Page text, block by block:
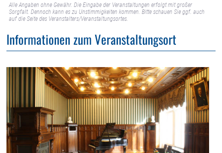
Alle Angaben ohne Gewähr. Die Eingabe der Veranstaltungen erfolgt mit großer
Sorgfalt. Dennoch kann es zu Unstimmigkeiten kommen. Bitte schauen Sie ggf. auch
auf die Seite des Veranstalters/Veranstaltungsortes.
Informationen zum Veranstaltungsort